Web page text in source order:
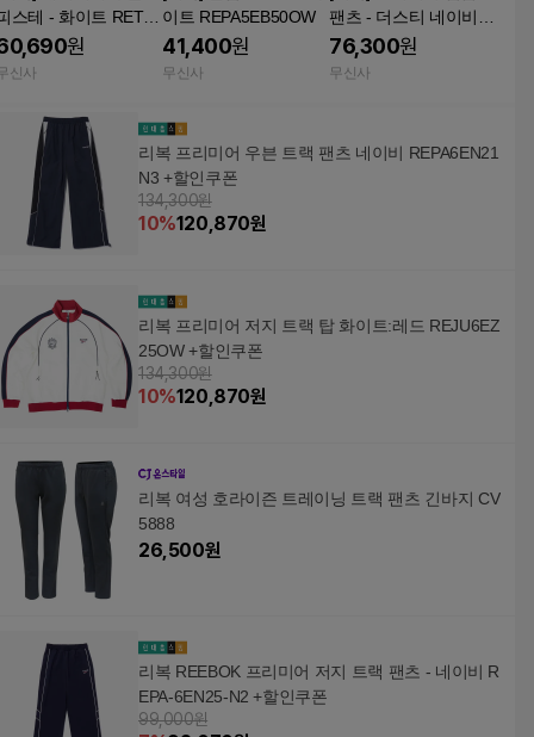
스테 - 화이트 RETS
원
신사
이트 REPA5EB50OW
41,400원
무신사
팬츠 - 더스티 네이비 R
EPA5FN12N5
76,300원
무신사
리복 프리미어 우븐 트랙 팬츠 네이비 REPA6EN21
N3 +할인쿠폰
134,300원
10%120,870원
리복 프리미어 저지 트랙 탑 화이트:레드 REJU6EZ
25OW +할인쿠폰
134,300원
10%120,870원
리복 여성 호라이즌 트레이닝 트랙 팬츠 긴바지 CV
5888
26,500원
리복 REEBOK 프리미어 저지 트랙 팬츠 - 네이비 R
EPA-6EN25-N2 +할인쿠폰
99,000원